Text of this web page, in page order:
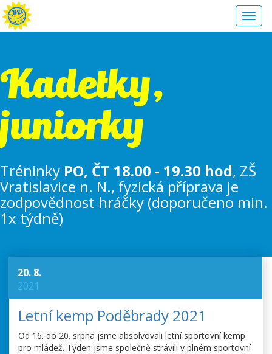
Kadetky,
juniorky
Tréninky PO, ČT 18.00 - 19.30 hod, ZŠ
Vratislavice n. N., fyzická příprava je
zodpovědnost hráčky (doporučeno min.
1x týdně)
20. 8.
2021
Letní kemp Poděbrady 2021
Od 16. do 20. srpna jsme absolvovali letní sportovní kemp
pro mládež. Týden jsme společně strávili v plném sportovní